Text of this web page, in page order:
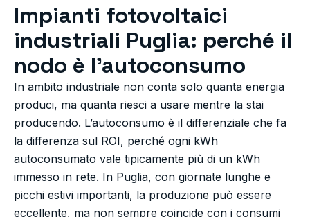
Impianti fotovoltaici
industriali Puglia: perché il
nodo è l’autoconsumo
In ambito industriale non conta solo quanta energia
produci, ma quanta riesci a usare mentre la stai
producendo. L’autoconsumo è il differenziale che fa
la differenza sul ROI, perché ogni kWh
autoconsumato vale tipicamente più di un kWh
immesso in rete. In Puglia, con giornate lunghe e
picchi estivi importanti, la produzione può essere
eccellente, ma non sempre coincide con i consumi